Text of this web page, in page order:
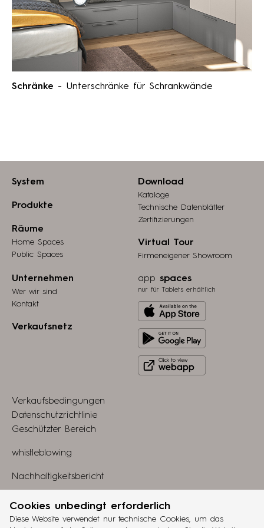
Schränke - Unterschränke für Schrankwände
System
Produkte
Räume
Home Spaces
Public Spaces
Download
Kataloge
Technische Datenblätter
Zertifizierungen
Virtual Tour
Firmeneigener Showroom
Unternehmen
Wer wir sind
Kontakt
Verkaufsnetz
app spaces
nur für Tablets erhältlich
from
store
it
Play
to
Verkaufsbedingungen
Datenschutzrichtlinie
Geschützter Bereich
whistleblowing
Nachhaltigkeitsbericht
Linkedin
Cookies unbedingt erforderlich
Diese Website verwendet nur technische Cookies, um das